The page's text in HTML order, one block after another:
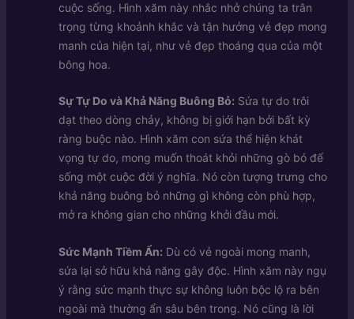
cuộc sống. Hình xăm này nhắc nhở chúng ta trân
trọng từng khoảnh khắc và tận hưởng vẻ đẹp mong
manh của hiện tại, như vẻ đẹp thoáng qua của một
bông hoa.
Sự Tự Do và Khả Năng Buông Bỏ: Sứa tự do trôi
dạt theo dòng chảy, không bị giới hạn bởi bất kỳ
ràng buộc nào. Hình xăm con sứa thể hiện khát
vọng tự do, mong muốn thoát khỏi những gò bó để
sống một cuộc đời ý nghĩa. Nó còn tượng trưng cho
khả năng buông bỏ những gì không còn phù hợp,
mở ra không gian cho những khởi đầu mới.
Sức Mạnh Tiềm Ẩn: Dù có vẻ ngoài mong manh,
sứa lại sở hữu khả năng gây độc. Hình xăm này ngụ
ý rằng sức mạnh thực sự không luôn bộc lộ ra bên
ngoài mà thường ẩn sâu bên trong. Nó cũng là lời